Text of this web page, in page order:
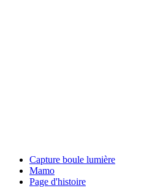
Capture boule lumière
Mamo
Page d'histoire